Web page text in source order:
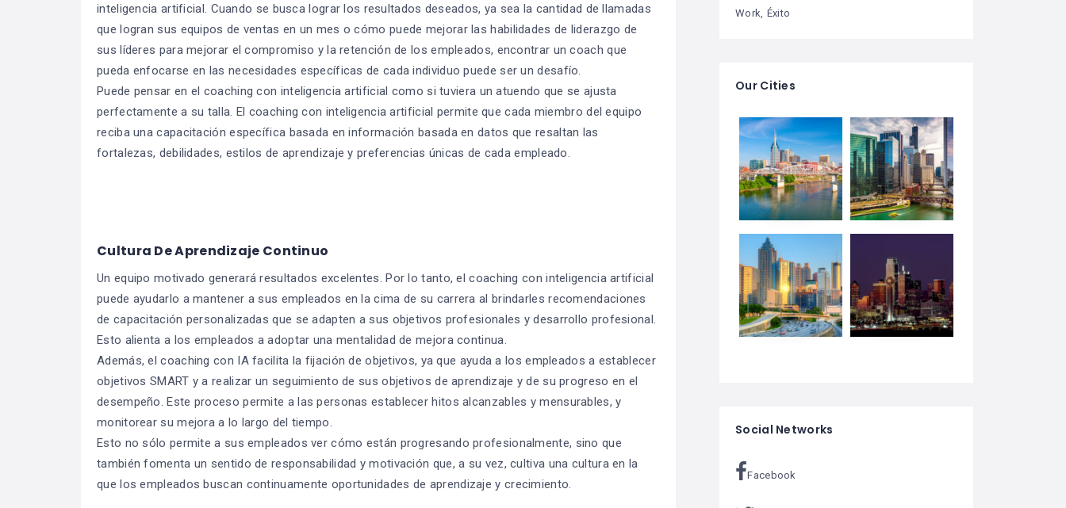
inteligencia artificial. Cuando se busca lograr los resultados deseados, ya sea la cantidad de llamadas
que logran sus equipos de ventas en un mes o cómo puede mejorar las habilidades de liderazgo de
sus líderes para mejorar el compromiso y la retención de los empleados, encontrar un coach que
pueda enfocarse en las necesidades específicas de cada individuo puede ser un desafío.
Puede pensar en el coaching con inteligencia artificial como si tuviera un atuendo que se ajusta
perfectamente a su talla. El coaching con inteligencia artificial permite que cada miembro del equipo
reciba una capacitación específica basada en información basada en datos que resaltan las
fortalezas, debilidades, estilos de aprendizaje y preferencias únicas de cada empleado.
Cultura De Aprendizaje Continuo
Un equipo motivado generará resultados excelentes. Por lo tanto, el coaching con inteligencia artificial
puede ayudarlo a mantener a sus empleados en la cima de su carrera al brindarles recomendaciones
de capacitación personalizadas que se adapten a sus objetivos profesionales y desarrollo profesional.
Esto alienta a los empleados a adoptar una mentalidad de mejora continua.
Además, el coaching con IA facilita la fijación de objetivos, ya que ayuda a los empleados a establecer
objetivos SMART y a realizar un seguimiento de sus objetivos de aprendizaje y de su progreso en el
desempeño. Este proceso permite a las personas establecer hitos alcanzables y mensurables, y
monitorear su mejora a lo largo del tiempo.
Esto no sólo permite a sus empleados ver cómo están progresando profesionalmente, sino que
también fomenta un sentido de responsabilidad y motivación que, a su vez, cultiva una cultura en la
que los empleados buscan continuamente oportunidades de aprendizaje y crecimiento.
Work Éxito
Our Cities
Social Networks
Facebook